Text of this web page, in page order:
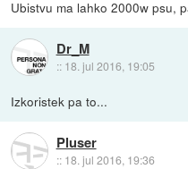
Ubistvu ma lahko 2000w psu,
Dr_M
:: 18. jul 2016, 19:05
Izkoristek pa to...
Pluser
:: 18. jul 2016, 19:36